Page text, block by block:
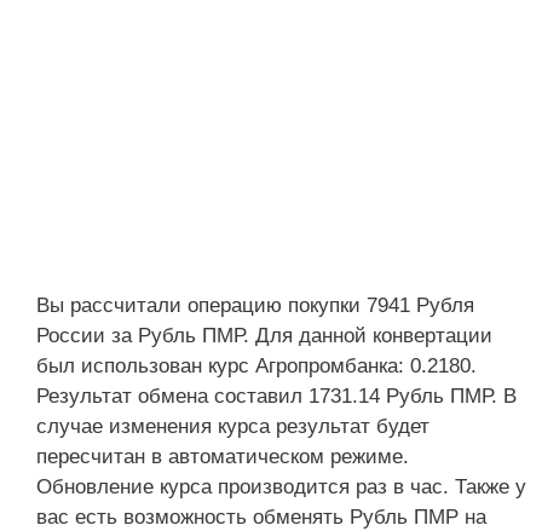
Вы рассчитали операцию покупки 7941 Рубля
России за Рубль ПМР. Для данной конвертации
был использован курс Агропромбанка: 0.2180.
Результат обмена составил 1731.14 Рубль ПМР. В
случае изменения курса результат будет
пересчитан в автоматическом режиме.
Обновление курса производится раз в час. Также у
вас есть возможность обменять Рубль ПМР на